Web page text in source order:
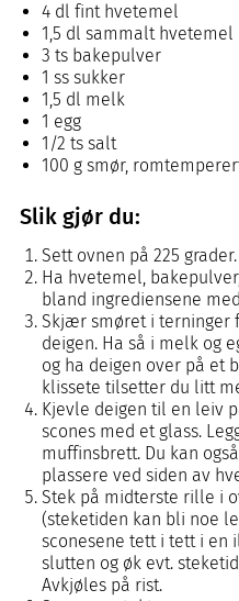
4 dl fint hvetemel
1,5 dl sammalt hvetemel
3 ts bakepulver
1 ss sukker
1,5 dl melk
1 egg
1/2 ts salt
100 g smør,
Slik gjør du:
Sett ovnen på 225 grader.
Ha hvetemel,
bland ingrediensene
Skjær smøret i terninger
deigen. Ha så i melk og
og ha deigen over på et
klissete tilsetter du litt
Kjevle deigen til en leiv
scones med et glass.
muffinsbrett. Du kan
plassere ved siden av
Stek på midterste rille i
(steketiden kan bli noe
sconesene tett i tett i en
slutten og øk evt.
Avkjøles på rist.